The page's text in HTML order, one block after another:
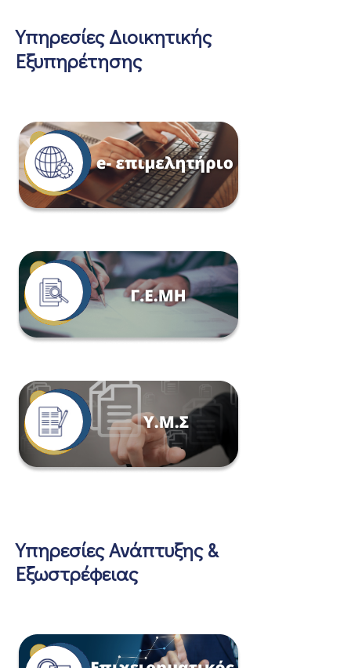
Υπηρεσίες Διοικητικής
Εξυπηρέτησης
Υπηρεσίες Ανάπτυξης &
Εξωστρέφειας